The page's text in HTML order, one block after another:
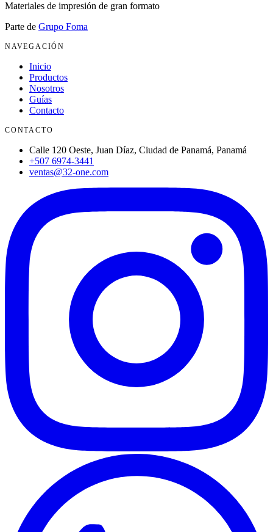
Materiales de impresión de gran formato
Parte de Grupo Foma
NAVEGACIÓN
Inicio
Productos
Nosotros
Guías
Contacto
CONTACTO
Calle 120 Oeste, Juan Díaz, Ciudad de Panamá, Panamá
+507 6974-3441
ventas@32-one.com